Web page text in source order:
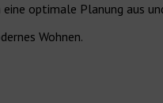
eine optimale Planung aus
Wohnen.